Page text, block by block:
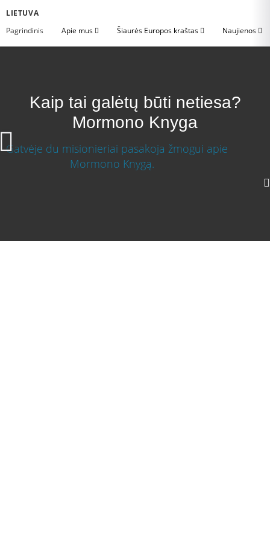
LIETUVA
Pagrindinis
Apie mus Šiaurės Europos kraštas Naujienos
Kaip tai galėtų būti netiesa?
Mormono Knyga